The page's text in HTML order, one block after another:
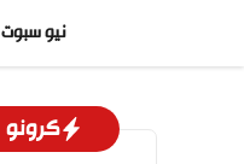
المحتوى
نيو سبوت
كرونو